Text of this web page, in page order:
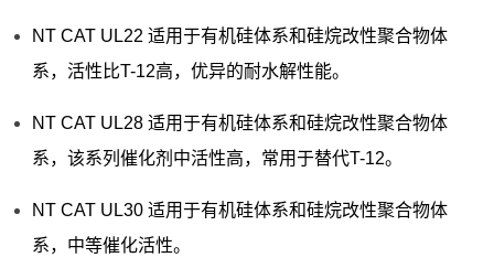
NT CAT UL22 适用于有机硅体系和硅烷改性聚合物体
系，活性比T-12高，优异的耐水解性能。
NT CAT UL28 适用于有机硅体系和硅烷改性聚合物体
系，该系列催化剂中活性高，常用于替代T-12。
NT CAT UL30 适用于有机硅体系和硅烷改性聚合物体
系，中等催化活性。